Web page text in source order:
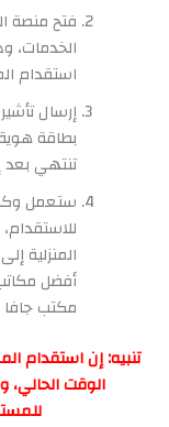
فتح منصة
الخدمات،
استقدام
إرسال
بطاقة
تنتهي بعد
ستعمل
المنزلية
أفضل
مكتب جافا
تنبيه: إن استقدام
الوقت الحالي،